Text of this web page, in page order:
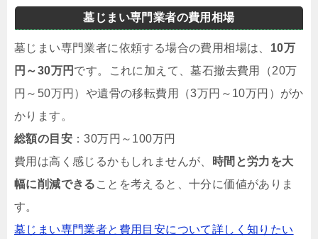
墓じまい専門業者の費用相場
墓じまい専門業者に依頼する場合の費用相場は、 10万
円～30万円 です。これに加えて、墓石撤去費用（20万
円～50万円）や遺骨の移転費用（3万円～10万円）がか
かります。
総額の目安 ：30万円～100万円
費用は高く感じるかもしれませんが、
時間と労力を大
幅に削減できる ことを考えると、十分に価値がありま
す。
墓じまい専門業者と費用目安について詳しく知りたい